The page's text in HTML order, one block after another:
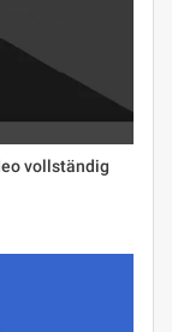
vollständig